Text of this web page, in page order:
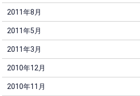
2011年8月
2011年5月
2011年3月
2010年12月
2010年11月